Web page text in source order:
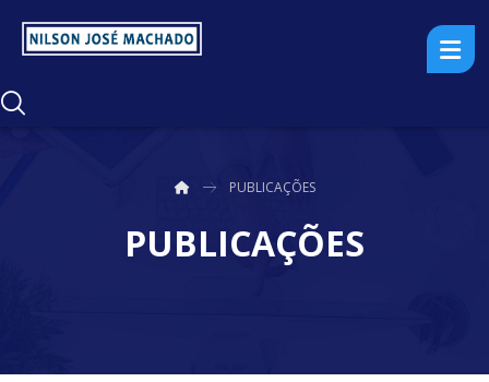
PUBLICAÇÕES
PUBLICAÇÕES